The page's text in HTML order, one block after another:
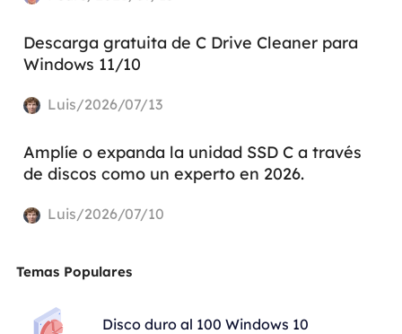
Descarga gratuita de C Drive Cleaner para
Windows 11/10
Luis/2026/07/13
Amplíe o expanda la unidad SSD C a través
de discos como un experto en 2026.
Luis/2026/07/10
Temas Populares
Disco duro al 100 Windows 10